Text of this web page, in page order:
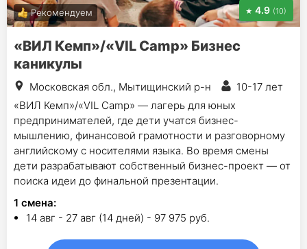
Рекомендуем 4.9 (10)
«ВИЛ Кемп»/«VIL Camp» Бизнес
каникулы
Московская обл., Мытищинский р-н
10-17 лет
«ВИЛ Кемп»/«VIL Camp» — лагерь для юных
предпринимателей, где дети учатся бизнес-
мышлению, финансовой грамотности и разговорному
английскому с носителями языка. Во время смены
дети разрабатывают собственный бизнес-проект — от
поиска идеи до финальной презентации.
1 смена:
14 авг - 27 авг (14 дней) - 97 975 руб.